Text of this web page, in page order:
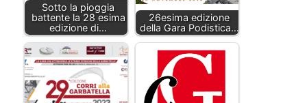
Sotto la pioggia
battente la 28 esima
edizione di…
26esima edizione
della Gara Podistica…